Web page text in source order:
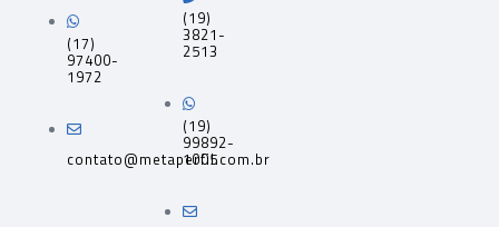
(17)
97400-
1972
contato@metaperfil.com.br
(19)
3821-
2513
(19)
99892-
1005